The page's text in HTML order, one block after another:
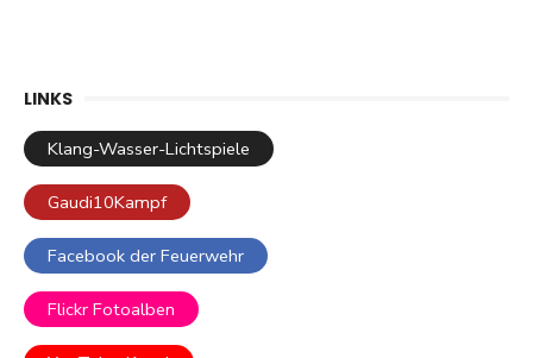
LINKS
Klang-Wasser-Lichtspiele
Gaudi10Kampf
Facebook der Feuerwehr
Flickr Fotoalben